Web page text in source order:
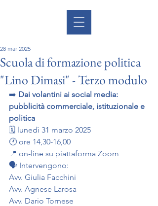
Scuola di formazione politica
"Lino Dimasi" - Terzo modulo
28 mar 2025
➡️ Dai volantini ai social media:
pubblicità commerciale, istituzionale e
politica
🗓️ lunedì 31 marzo 2025
🕐 ore 14,30-16,00
📍 on-line su piattaforma Zoom
🗣️ Intervengono:
Avv. Giulia Facchini
Avv. Agnese Larosa
Avv. Dario Tornese